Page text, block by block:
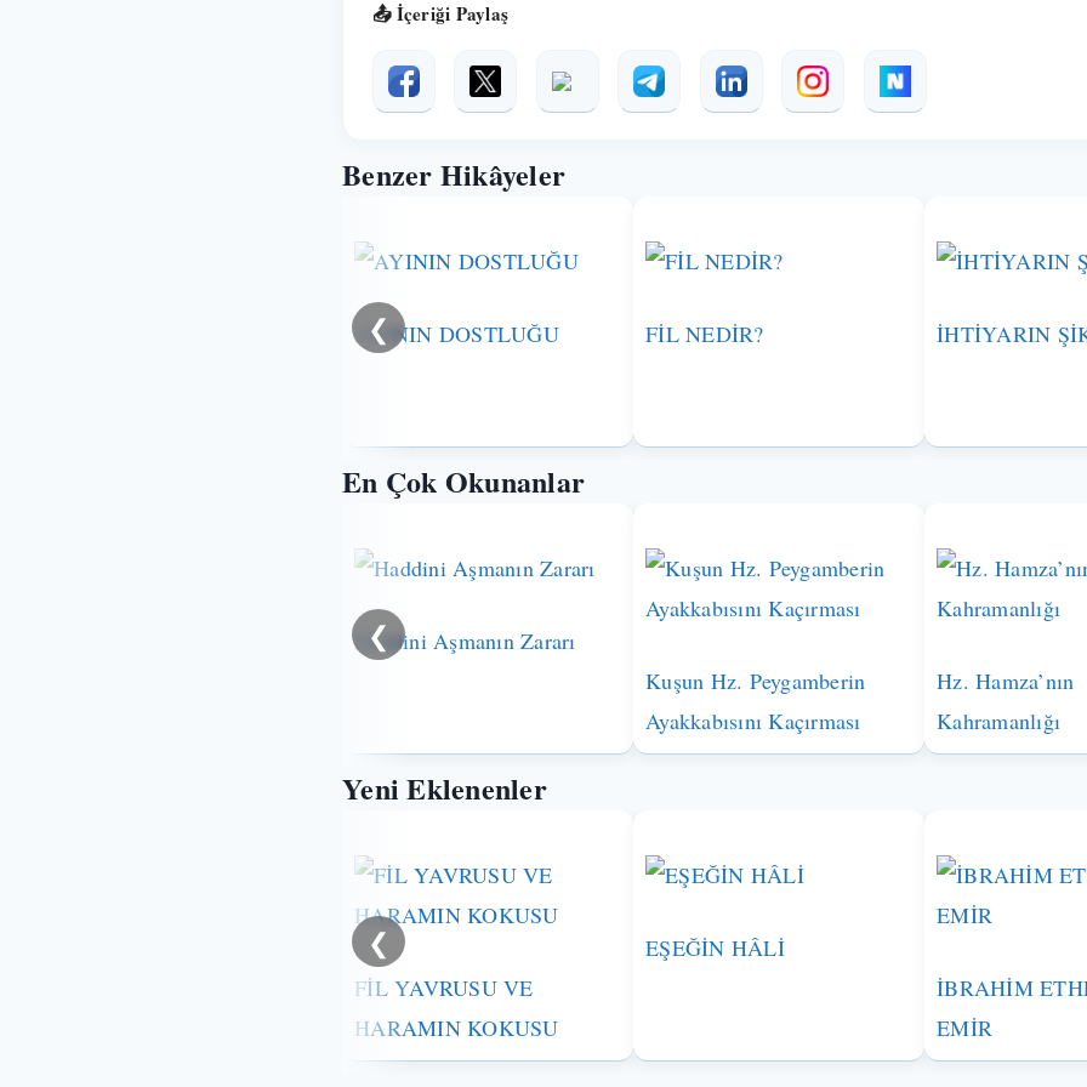
📤 İçeriği Paylaş
Benzer Hikâyeler
❮
AYININ DOSTLUĞU FİL NEDİR? İHTİYARIN
En Çok Okunanlar
❮
Haddini Aşmanın Zararı
Kuşun Hz. Peygamberin
Ayakkabısını Kaçırması
Hz. Hamza’nın
Kahramanlığı
Yeni Eklenenler
❮
FİL YAVRUSU VE
HARAMIN KOKUSU
EŞEĞİN HÂLİ
İBRAHİM
EMİR